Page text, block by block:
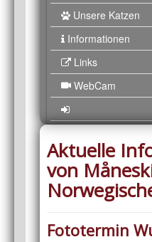
Unsere Katzen
Informationen
Links
WebCam
Aktuelle
von
Fototermin